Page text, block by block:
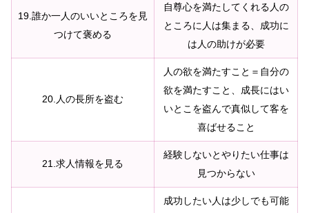
19.誰か一人のいいところを見
つけて褒める
自尊心を満たしてくれる人の
ところに人は集まる、成功に
は人の助けが必要
20.人の長所を盗む
人の欲を満たすこと＝自分の
欲を満たすこと、成長にはい
いとこを盗んで真似して客を
喜ばせること
21.求人情報を見る
経験しないとやりたい仕事は
見つからない
成功したい人は少しでも可能